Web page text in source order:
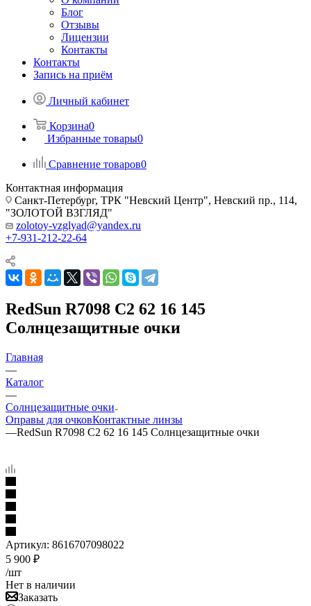
Блог
Отзывы
Лицензии
Контакты
Контакты
Запись на приём
Личный кабинет
Корзина0
Избранные товары0
Сравнение товаров0
Контактная информация
Санкт-Петербург, ТРК "Невский Центр", Невский пр., 114,
"ЗОЛОТОЙ ВЗГЛЯД"
zolotoy-vzglyad@yandex.ru
+7-931-212-22-64
RedSun R7098 C2 62 16 145
Солнцезащитные очки
Главная
—
Каталог
—
Солнцезащитные очки
Оправы для очковКонтактные линзы
—RedSun R7098 C2 62 16 145 Солнцезащитные очки
Артикул: 8616707098022
5 900 ₽
/шт
Нет в наличии
Заказать